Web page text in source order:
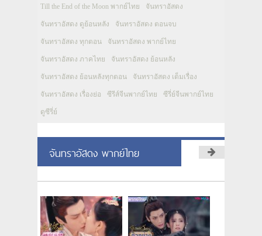
Till the End of the Moon พากย์ไทย จันทราอัสดง
จันทราอัสดง ดูย้อนหลัง จันทราอัสดง ตอนจบ
จันทราอัสดง ทุกตอน จันทราอัสดง พากย์ไทย
จันทราอัสดง ภาคไทย จันทราอัสดง ย้อนหลัง
จันทราอัสดง ย้อนหลังทุกตอน จันทราอัสดง เต็มเรื่อง
จันทราอัสดง เรื่องย่อ ซีรีส์จีนพากย์ไทย ซีรี่ย์จีนพากย์ไทย
ดูซีรี่ย์
จันทราอัสดง พากย์ไทย